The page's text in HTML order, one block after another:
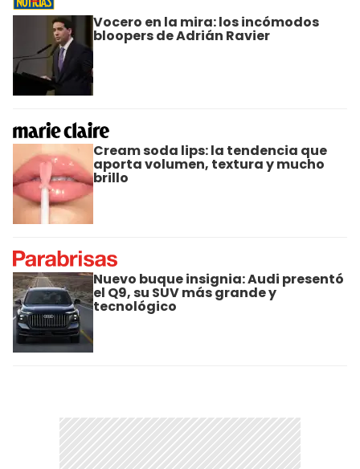
Vocero en la mira: los incómodos
bloopers de Adrián Ravier
Cream soda lips: la tendencia que
aporta volumen, textura y mucho
brillo
Nuevo buque insignia: Audi presentó
el Q9, su SUV más grande y
tecnológico